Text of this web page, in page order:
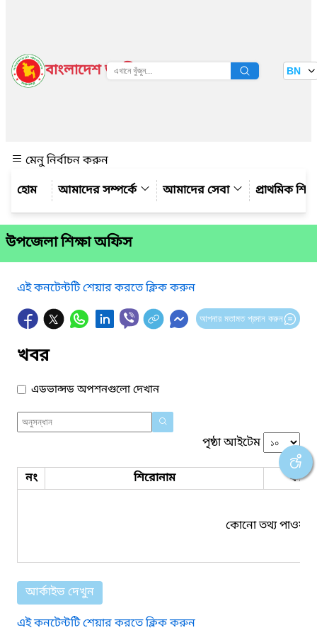
বাংলাদেশ জাতীয় তথ্য বাতায়ন BN
মেনু নির্বাচন করুন
আমাদের সম্পর্কে
আমাদের সেবা প্রাথমিক
উপজেলা শিক্ষা অফিস
এই কনটেন্টটি শেয়ার করতে ক্লিক করুন
আপনার মতামত প্রদান করুন
খবর
এডভান্সড অপশনগুলো দেখান
পৃষ্ঠা আইটেম
নং শিরোনাম ফাইল
কোনো তথ্য পাওয়া
আর্কাইভ দেখুন
এই কনটেন্টটি শেয়ার করতে ক্লিক করুন